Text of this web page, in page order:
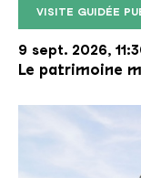
VISITE GUIDÉE
Le monte-
Copyright:
9 sept. 2026,
Le patrimoine